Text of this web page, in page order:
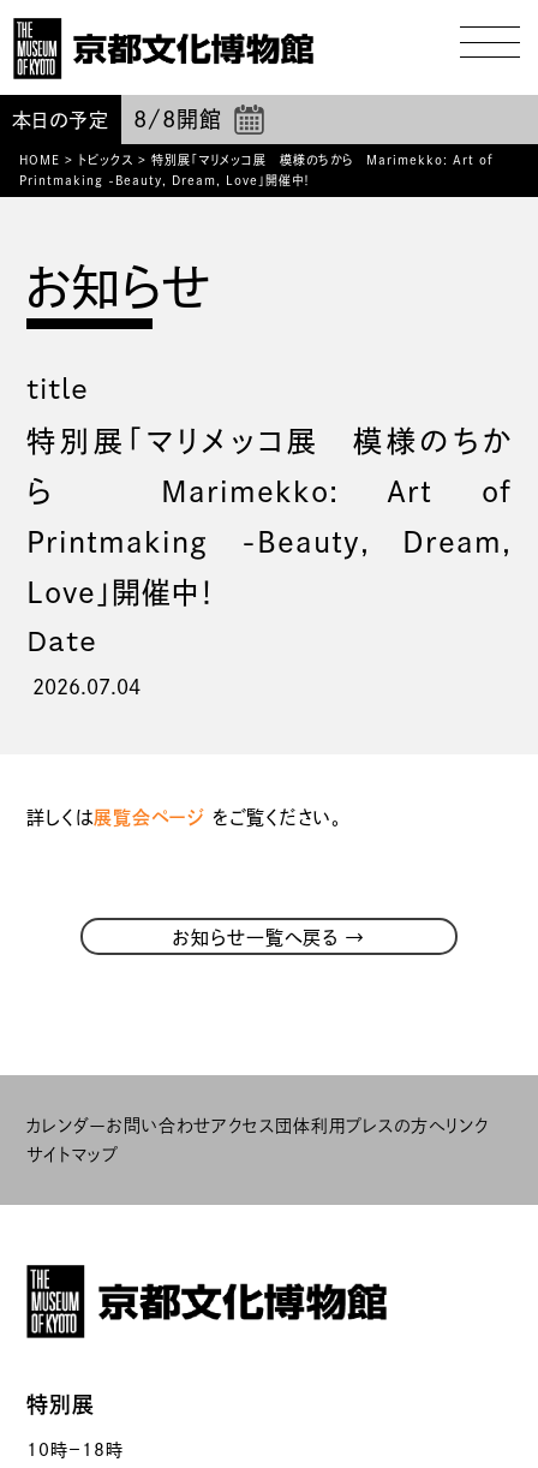
本日の予定 8/8 開館
HOME > トピックス > 特別展「マリメッコ展 模様のちから Marimekko: Art of
Printmaking -Beauty, Dream, Love」開催中！
title
特別展「マリメッコ展 模様のちか
ら Marimekko: Art of
Printmaking -Beauty, Dream,
Love」開催中！
Date
2026.07.04
詳しくは展覧会ページをご覧ください。
お知らせ一覧へ戻る →
カレンダーお問い合わせアクセス 団体利用 プレスの方へリンク
サイトマップ
特別展
10時－18時